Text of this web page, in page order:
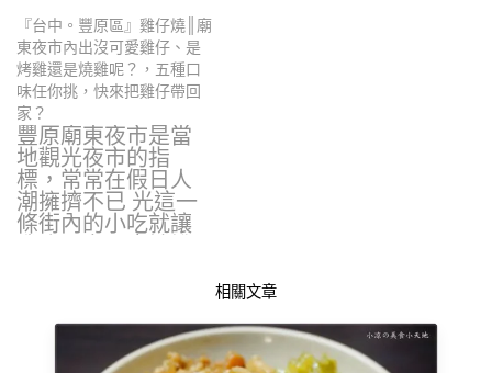
『台中。豐原區』雞仔燒║廟
東夜市內出沒可愛雞仔、是
烤雞還是燒雞呢？，五種口
味任你挑，快來把雞仔帶回
家？
豐原廟東夜市是當
地觀光夜市的指
標，常常在假日人
潮擁擠不已 光這一
條街內的小吃就讓
相關文章